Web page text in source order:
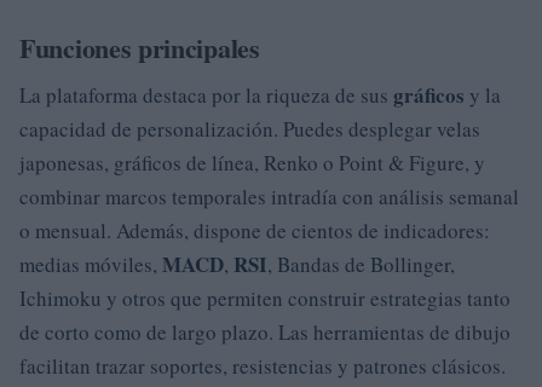
Funciones principales
La plataforma destaca por la riqueza de sus gráficos y la
capacidad de personalización. Puedes desplegar velas
japonesas, gráficos de línea, Renko o Point & Figure, y
combinar marcos temporales intradía con análisis semanal
o mensual. Además, dispone de cientos de indicadores:
medias móviles, MACD, RSI, Bandas de Bollinger,
Ichimoku y otros que permiten construir estrategias tanto
de corto como de largo plazo. Las herramientas de dibujo
facilitan trazar soportes, resistencias y patrones clásicos.